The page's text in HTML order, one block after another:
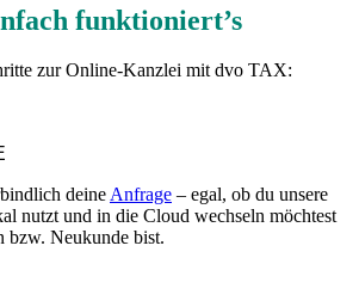
funktioniert’s
zur Online-Kanzlei mit dvo TAX:
deineAnfrage – egal, ob du unsere
nutzt und in die Cloud wechseln möchtest
bzw. Neukunde bist.